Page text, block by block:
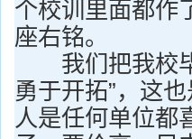
个校训里面都作
座右铭。
我们把我校毕
勇于开拓”，这
人是任何单位都